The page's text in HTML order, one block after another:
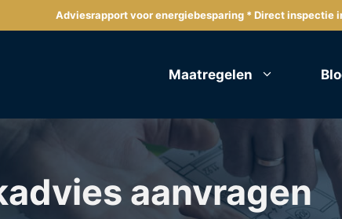
Adviesrapport voor energiebesparing * Direct inspectie
Maatregelen
aanvragen